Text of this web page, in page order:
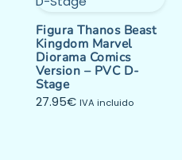
Figura Thanos Beast
Kingdom Marvel
Diorama Comics
Version – PVC D-
Stage
27.95€ IVA incluido